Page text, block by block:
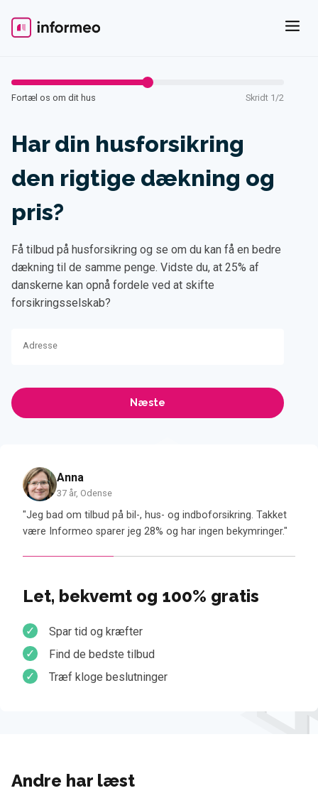
content
Fortæl os om dit hus Skridt 1/2
Har din husforsikring
den rigtige dækning og
pris?
Få tilbud på husforsikring og se om du kan få en bedre
dækning til de samme penge. Vidste du, at 25% af
danskerne kan opnå fordele ved at skifte
forsikringsselskab?
Adresse
Anna
37 år, Odense
"Jeg bad om tilbud på bil-, hus- og indboforsikring. Takket
være Informeo sparer jeg 28% og har ingen bekymringer."
Let, bekvemt og 100% gratis
Spar tid og kræfter
Find de bedste tilbud
Træf kloge beslutninger
Andre har læst